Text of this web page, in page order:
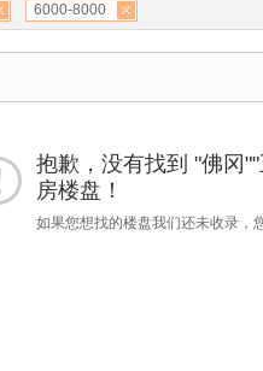
6000-8000
抱歉，没有找到 "佛冈
房楼盘！
如果您想找的楼盘我们还未收录，